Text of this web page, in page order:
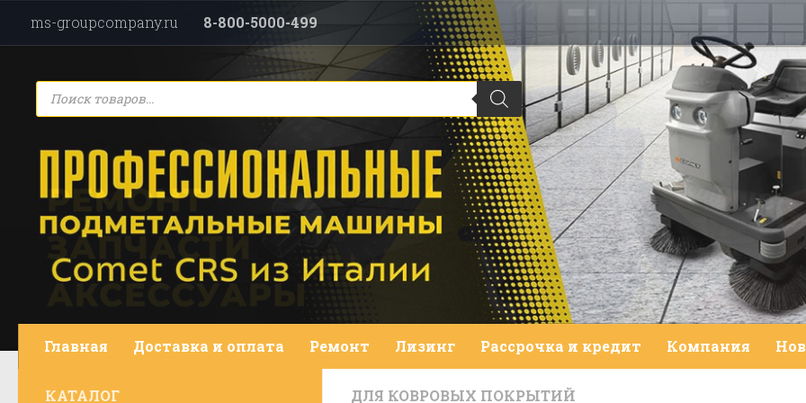
Перейти к содержимому
ms-groupcompany.ru 8-800-5000-499
Поиск
товаров
Главная Доставка и оплата Ремонт Лизинг Рассрочка и кредит Компания
ДЛЯ КОВРОВЫХ ПОКРЫТИЙ
КАТАЛОГ